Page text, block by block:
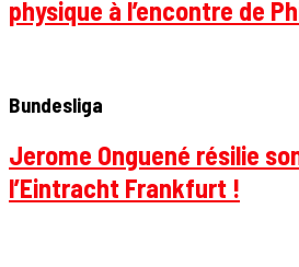
physique à l’encontre de
Bundesliga
Jerome Onguené résilie
l’Eintracht Frankfurt !